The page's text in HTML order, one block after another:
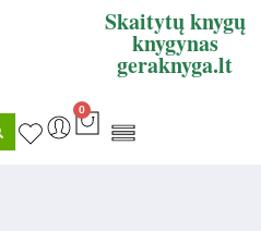
Skaitytų knygų
knygynas
geraknyga.lt
0